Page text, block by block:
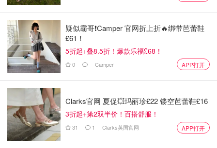
图片来自于@stay hungry - Tumblr ，版权属于原作者
NO.2 不倒翁原味拉面
疑似霸哥❗️Camper 官网折上折🔥绑带芭蕾鞋
£61！
5折起+叠8.5折！爆款乐福£68！
0 Camper APP打开
Clarks官网 夏促💥玛丽珍£22 镂空芭蕾鞋£16
3折起+第2双半价！百搭舒服！
31 1 Clarks英国官网 APP打开